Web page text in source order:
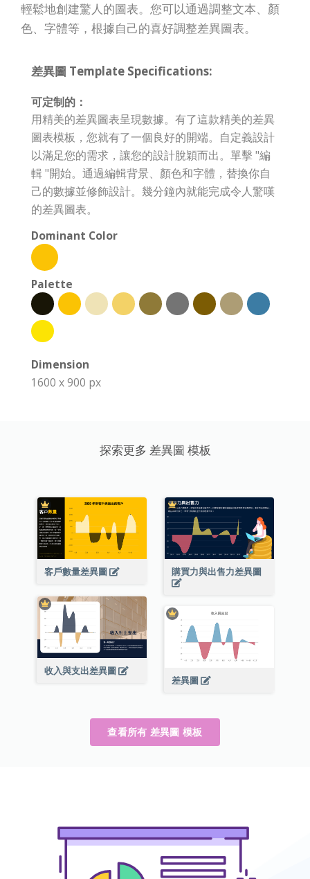
輕鬆地創建驚人的圖表。您可以通過調整文本、顏
色、字體等，根據自己的喜好調整差異圖表。
差異圖 Template Specifications:
可定制的：
用精美的差異圖表呈現數據。有了這款精美的差異
圖表模板，您就有了一個良好的開端。自定義設計
以滿足您的需求，讓您的設計脫穎而出。單擊 "編
輯 "開始。通過編輯背景、顏色和字體，替換你自
己的數據並修飾設計。幾分鐘內就能完成令人驚嘆
的差異圖表。
Dominant Color
Palette
Dimension
1600 x 900 px
探索更多 差異圖 模板
客戶數量差異圖 購買力與出售力差異圖
收入與支出差異圖
差異圖
查看所有 差異圖 模板